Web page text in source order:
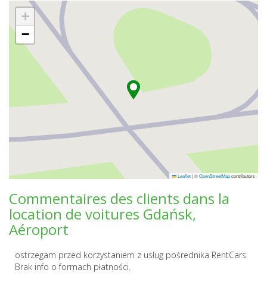
+
−
Leaflet|©OpenStreetMapcontributors
Commentaires des clients dans la
location de voitures Gdańsk,
Aéroport
ostrzegam przed korzystaniem z usług pośrednika RentCars.
Brak info o formach płatności.